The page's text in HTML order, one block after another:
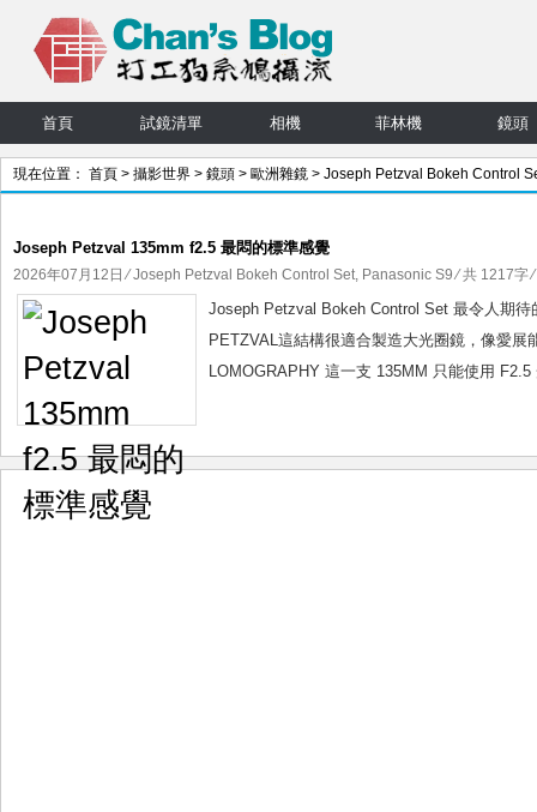
首頁 試鏡清單 相機 菲林機 鏡頭
現在位置： 首頁 > 攝影世界 > 鏡頭 > 歐洲雜鏡 > Joseph Petzval Bokeh Control
Joseph Petzval 135mm f2.5 最悶的標準感覺
2026年07月12日 ⁄Joseph Petzval Bokeh Control Set, Panasonic S9⁄ 共 1217字
Joseph Petzval Bokeh Control Set 最令人期
PETZVAL這結構很適合製造大光圈鏡，像愛
LOMOGRAPHY 這一支 135MM 只能使用